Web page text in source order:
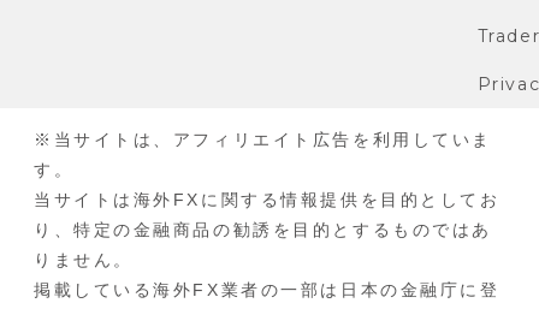
※当サイトは、アフィリエイト広告を利用していま
す。
当サイトは海外FXに関する情報提供を目的としてお
り、特定の金融商品の勧誘を目的とするものではあ
りません。
掲載している海外FX業者の一部は日本の金融庁に登